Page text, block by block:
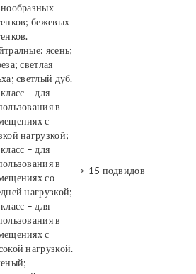
бежевых
ясень;
светлая
светлый дуб.
– для
в
с
нагрузкой;
– для
в
со
нагрузкой;
– для
в
с
нагрузкой.
> 15 подвидов